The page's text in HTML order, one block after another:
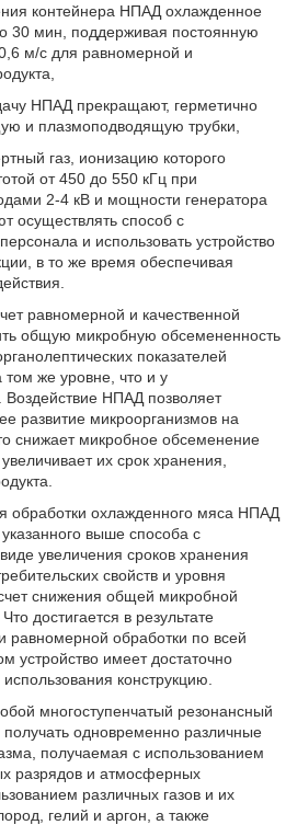
контейнера НПАД охлажденное
30 мин, поддерживая постоянную
м/с для равномерной и
НПАД прекращают, герметично
и плазмоподводящую трубки,
газ, ионизацию которого
от 450 до 550 кГц при
2-4 кВ и мощности генератора
осуществлять способ с
и использовать устройство
в то же время обеспечивая
равномерной и качественной
общую микробную обсемененность
показателей
же уровне, что и у
НПАД позволяет
развитие микроорганизмов на
снижает микробное обсеменение
их срок хранения,
обработки охлажденного мяса НПАД
выше способа с
увеличения сроков хранения
свойств и уровня
снижения общей микробной
достигается в результате
равномерной обработки по всей
устройство имеет достаточно
конструкцию.
многоступенчатый резонансный
одновременно различные
получаемая с использованием
разрядов и атмосферных
различных газов и их
гелий и аргон, а также